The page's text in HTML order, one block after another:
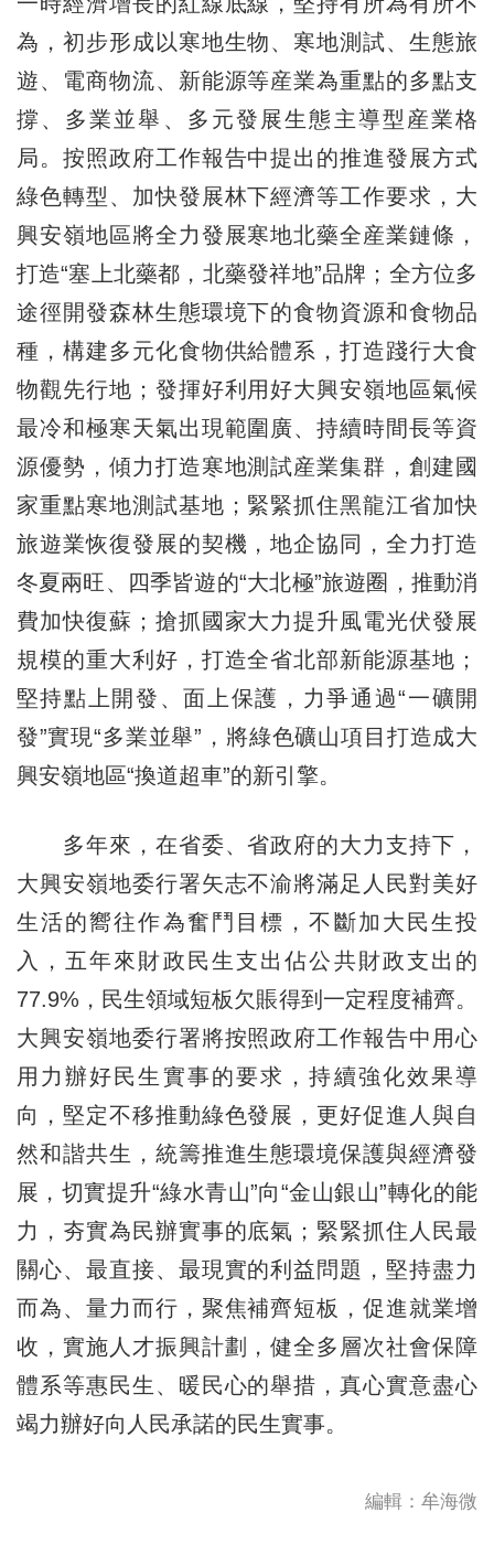
為，初步形成以寒地生物、寒地測試、生態旅
遊、電商物流、新能源等産業為重點的多點支
撐、多業並舉、多元發展生態主導型産業格
局。按照政府工作報告中提出的推進發展方式
綠色轉型、加快發展林下經濟等工作要求，大
興安嶺地區將全力發展寒地北藥全産業鏈條，
打造“塞上北藥都，北藥發祥地”品牌；全方位多
途徑開發森林生態環境下的食物資源和食物品
種，構建多元化食物供給體系，打造踐行大食
物觀先行地；發揮好利用好大興安嶺地區氣候
最冷和極寒天氣出現範圍廣、持續時間長等資
源優勢，傾力打造寒地測試産業集群，創建國
家重點寒地測試基地；緊緊抓住黑龍江省加快
旅遊業恢復發展的契機，地企協同，全力打造
冬夏兩旺、四季皆遊的“大北極”旅遊圈，推動消
費加快復蘇；搶抓國家大力提升風電光伏發展
規模的重大利好，打造全省北部新能源基地；
堅持點上開發、面上保護，力爭通過“一礦開
發”實現“多業並舉”，將綠色礦山項目打造成大
興安嶺地區“換道超車”的新引擎。
多年來，在省委、省政府的大力支持下，
大興安嶺地委行署矢志不渝將滿足人民對美好
生活的嚮往作為奮鬥目標，不斷加大民生投
入，五年來財政民生支出佔公共財政支出的
77.9%，民生領域短板欠賬得到一定程度補齊。
大興安嶺地委行署將按照政府工作報告中用心
用力辦好民生實事的要求，持續強化效果導
向，堅定不移推動綠色發展，更好促進人與自
然和諧共生，統籌推進生態環境保護與經濟發
展，切實提升“綠水青山”向“金山銀山”轉化的能
力，夯實為民辦實事的底氣；緊緊抓住人民最
關心、最直接、最現實的利益問題，堅持盡力
而為、量力而行，聚焦補齊短板，促進就業增
收，實施人才振興計劃，健全多層次社會保障
體系等惠民生、暖民心的舉措，真心實意盡心
竭力辦好向人民承諾的民生實事。
編輯：牟海微